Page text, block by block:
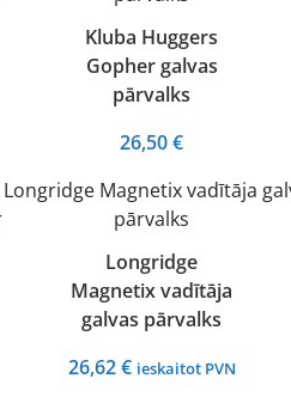
Kluba Huggers
Gopher galvas
pārvalks
26,50€
Longridge
Magnetix vadītāja
galvas pārvalks
26,62€ ieskaitot PVN